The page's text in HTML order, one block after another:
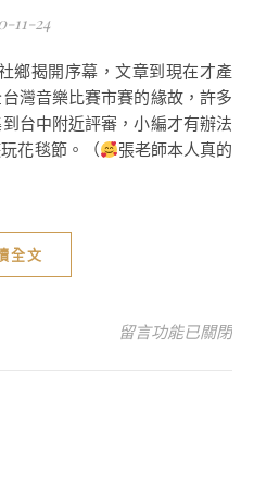
11-24
灣音樂比賽市賽的緣故，許多
台中附近評審，小編才有辦法
花毯節。（
張老師本人真的
全文
在〈2020臺中國
留言功能已關閉